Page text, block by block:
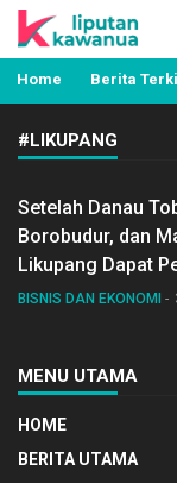
Liputan
Berita Manado,
Pemerintahan,
Home Berita
#LIKUPANG
Setelah Danau
Borobudur, dan
Likupang Dapat
dari InJourney
BISNIS DAN EKONOMI
MENU UTAMA
HOME
BERITA UTAMA